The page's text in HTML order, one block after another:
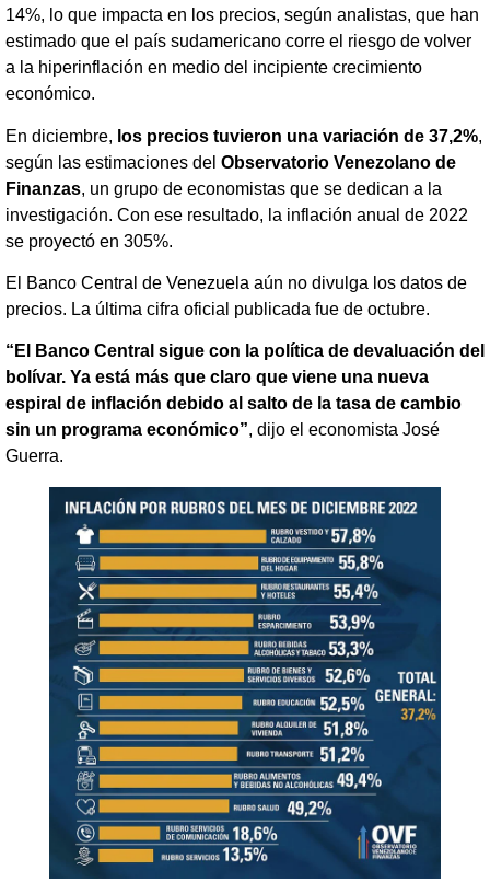
14%, lo que impacta en los precios, según analistas, que han
estimado que el país sudamericano corre el riesgo de volver
a la hiperinflación en medio del incipiente crecimiento
económico.
En diciembre, los precios tuvieron una variación de 37,2%,
según las estimaciones del Observatorio Venezolano de
Finanzas, un grupo de economistas que se dedican a la
investigación. Con ese resultado, la inflación anual de 2022
se proyectó en 305%.
El Banco Central de Venezuela aún no divulga los datos de
precios. La última cifra oficial publicada fue de octubre.
“El Banco Central sigue con la política de devaluación del
bolívar. Ya está más que claro que viene una nueva
espiral de inflación debido al salto de la tasa de cambio
sin un programa económico”, dijo el economista José
Guerra.